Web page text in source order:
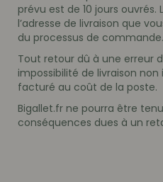
prévu est de 10 jours ouvrés.
l’adresse de livraison que
du processus de commande.
Tout retour dû à une erreur
impossibilité de livraison
facturé au coût de la poste.
Bigallet.fr ne pourra être
conséquences dues à un